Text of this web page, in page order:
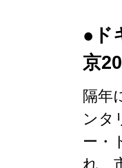
●ド
京
隔年
ンタ
ー・
れ、